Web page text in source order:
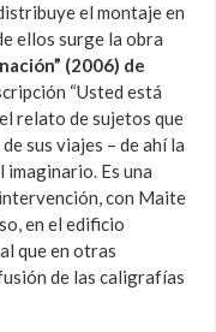
el montaje en
ellos surge la obra
(2006) de
“Usted está
relato de sujetos que
sus viajes – de ahí la
Es una
con Maite
en el edificio
que en otras
de las caligrafías